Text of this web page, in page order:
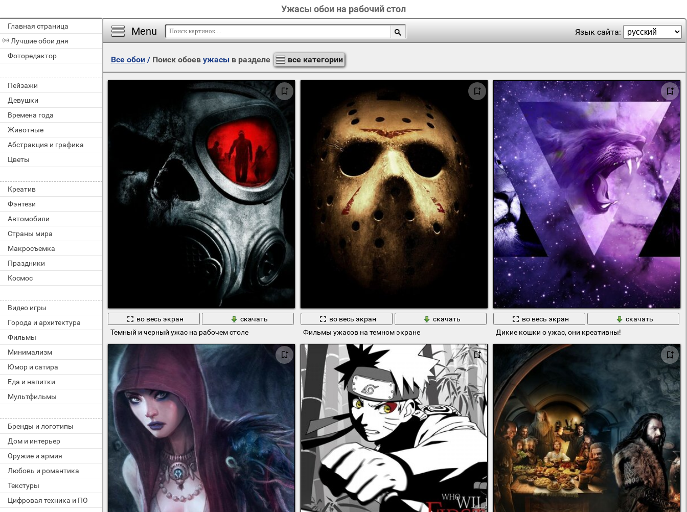
Ужасы обои на рабочий стол
Главная страница
Лучшие обои дня
Фоторедактор
Пейзажи
Девушки
Времена года
Животные
Абстракция и графика
Цветы
Креатив
Фэнтези
Автомобили
Страны мира
Макросъемка
Праздники
Космос
Видео игры
Города и архитектура
Фильмы
Минимализм
Юмор и сатира
Еда и напитки
Мультфильмы
Бренды и логотипы
Дом и интерьер
Оружие и армия
Любовь и романтика
Текстуры
Цифровая техника и ПО
Menu Язык сайта:
Все обои/ Поиск обоев ужасыв разделе все категории
во весь экран
скачать
Темный и черный ужас на рабочем столе
во весь экран
скачать
Фильмы ужасов на темном экране
во весь экран
скачать
Дикие кошки о ужас, они креативны!